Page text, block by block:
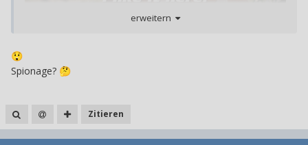
Auch wenn ich derzeit die eine oder andere Stunde damit
erweitern
😲
Spionage? 🤔
Zitieren